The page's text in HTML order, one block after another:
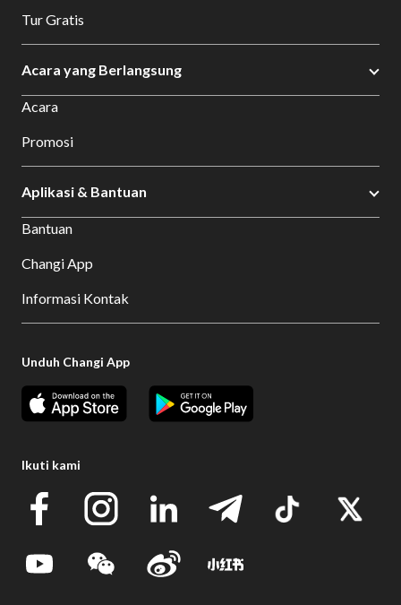
Tur Gratis
Acara yang Berlangsung
Acara
Promosi
Aplikasi & Bantuan
Bantuan
Changi App
Informasi Kontak
Unduh Changi App
Ikuti kami